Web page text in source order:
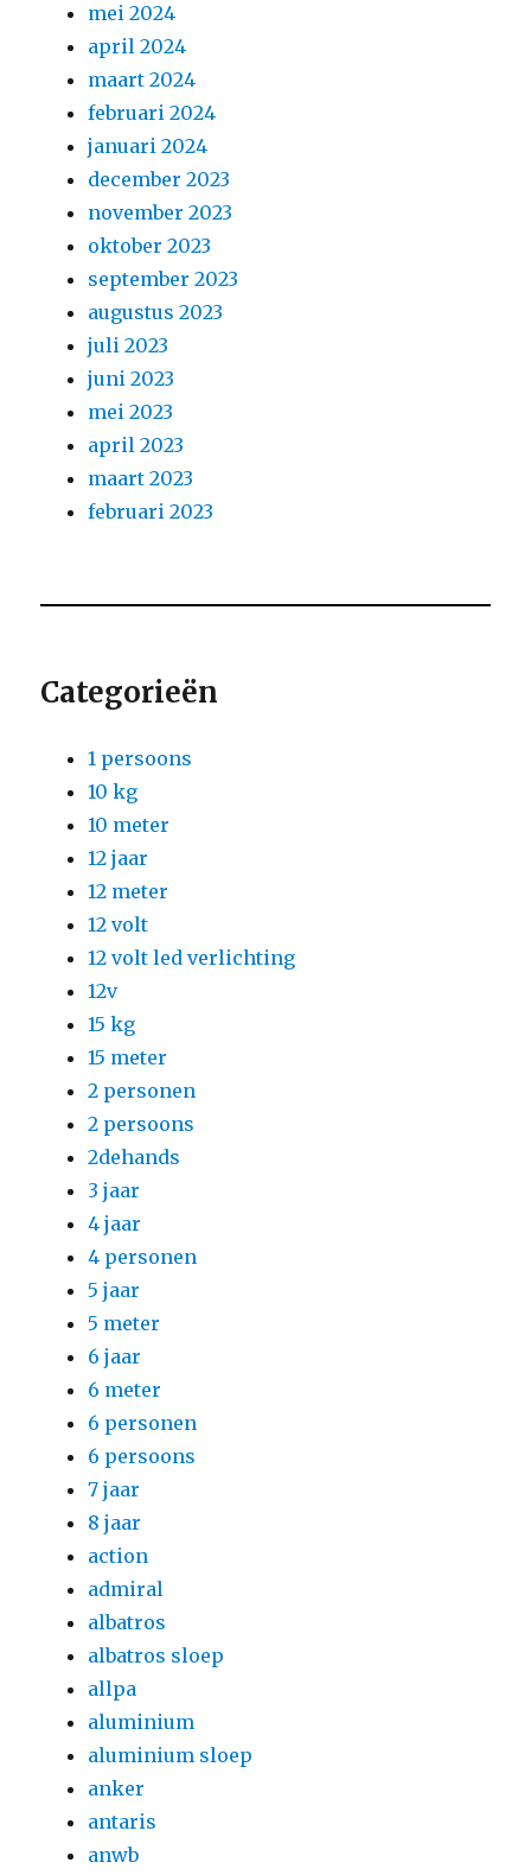
mei 2024
april 2024
maart 2024
februari 2024
januari 2024
december 2023
november 2023
oktober 2023
september 2023
augustus 2023
juli 2023
juni 2023
mei 2023
april 2023
maart 2023
februari 2023
Categorieën
1 persoons
10 kg
10 meter
12 jaar
12 meter
12 volt
12 volt led verlichting
12v
15 kg
15 meter
2 personen
2 persoons
2dehands
3 jaar
4 jaar
4 personen
5 jaar
5 meter
6 jaar
6 meter
6 personen
6 persoons
7 jaar
8 jaar
action
admiral
albatros
albatros sloep
allpa
aluminium
aluminium sloep
anker
antaris
anwb